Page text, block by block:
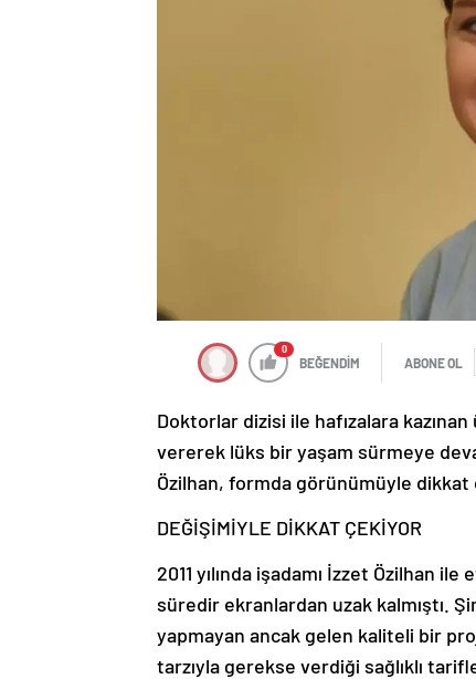
0
BEĞENDİM ABONE OL
Doktorlar dizisi ile hafızalara
vererek lüks bir yaşam sürmeye
Özilhan, formda görünümüyle dikkat
DEĞİŞİMİYLE DİKKAT ÇEKİYOR
2011 yılında işadamı İzzet Özilhan
süredir ekranlardan uzak kalmıştı.
yapmayan ancak gelen kaliteli bir
tarzıyla gerekse verdiği sağlıklı